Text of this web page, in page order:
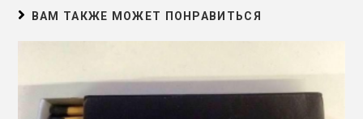
ВАМ ТАКЖЕ МОЖЕТ ПОНРАВИТЬСЯ